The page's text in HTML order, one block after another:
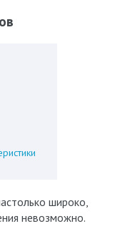
широко,
невозможно.